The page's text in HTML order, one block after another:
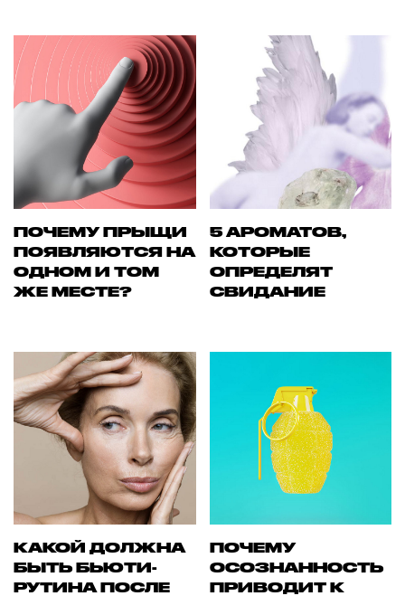
ПОЧЕМУ ПРЫЩИ
ПОЯВЛЯЮТСЯ НА
ОДНОМ И ТОМ
ЖЕ МЕСТЕ?
5 АРОМАТОВ,
КОТОРЫЕ
ОПРЕДЕЛЯТ
СВИДАНИЕ
КАКОЙ ДОЛЖНА
БЫТЬ БЬЮТИ-
РУТИНА ПОСЛЕ
ПОЧЕМУ
ОСОЗНАННОСТЬ
ПРИВОДИТ К